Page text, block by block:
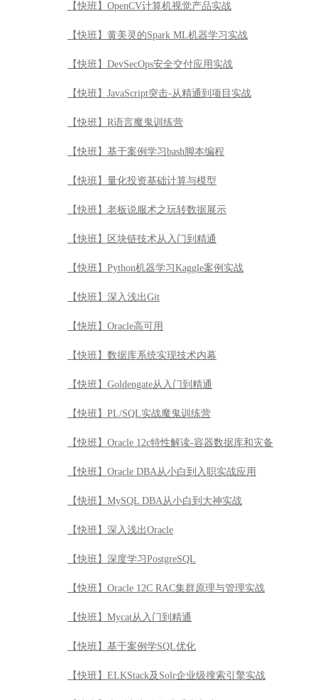
【快班】OpenCV计算机视觉产品实战
【快班】黄美灵的Spark ML机器学习实战
【快班】DevSecOps安全交付应用实战
【快班】JavaScript突击-从精通到项目实战
【快班】R语言魔鬼训练营
【快班】基于案例学习bash脚本编程
【快班】量化投资基础计算与模型
【快班】老板说服术之玩转数据展示
【快班】区块链技术从入门到精通
【快班】Python机器学习Kaggle案例实战
【快班】深入浅出Git
【快班】Oracle高可用
【快班】数据库系统实现技术内幕
【快班】Goldengate从入门到精通
【快班】PL/SQL实战魔鬼训练营
【快班】Oracle 12c特性解读-容器数据库和灾备
【快班】Oracle DBA从小白到入职实战应用
【快班】MySQL DBA从小白到大神实战
【快班】深入浅出Oracle
【快班】深度学习PostgreSQL
【快班】Oracle 12C RAC集群原理与管理实战
【快班】Mycat从入门到精通
【快班】基于案例学SQL优化
【快班】ELKStack及Solr企业级搜索引擎实战